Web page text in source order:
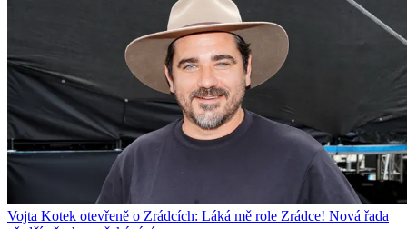
Vojta Kotek otevřeně o Zrádcích: Láká mě role Zrádce! Nová řada